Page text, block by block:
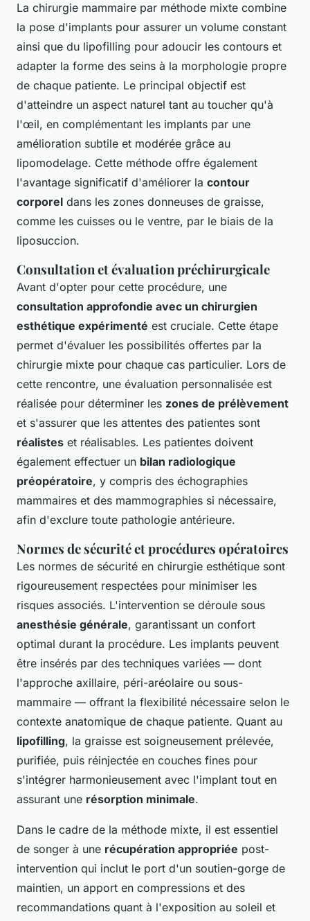
La chirurgie mammaire par méthode mixte combine
la pose d'implants pour assurer un volume constant
ainsi que du lipofilling pour adoucir les contours et
adapter la forme des seins à la morphologie propre
de chaque patiente. Le principal objectif est
d'atteindre un aspect naturel tant au toucher qu'à
l'œil, en complémentant les implants par une
amélioration subtile et modérée grâce au
lipomodelage. Cette méthode offre également
l'avantage significatif d'améliorer la contour
corporel dans les zones donneuses de graisse,
comme les cuisses ou le ventre, par le biais de la
liposuccion.
Consultation et évaluation préchirurgicale
Avant d'opter pour cette procédure, une
consultation approfondie avec un chirurgien
esthétique expérimenté est cruciale. Cette étape
permet d'évaluer les possibilités offertes par la
chirurgie mixte pour chaque cas particulier. Lors de
cette rencontre, une évaluation personnalisée est
réalisée pour déterminer les zones de prélèvement
et s'assurer que les attentes des patientes sont
réalistes et réalisables. Les patientes doivent
également effectuer un bilan radiologique
préopératoire, y compris des échographies
mammaires et des mammographies si nécessaire,
afin d'exclure toute pathologie antérieure.
Normes de sécurité et procédures opératoires
Les normes de sécurité en chirurgie esthétique sont
rigoureusement respectées pour minimiser les
risques associés. L'intervention se déroule sous
anesthésie générale, garantissant un confort
optimal durant la procédure. Les implants peuvent
être insérés par des techniques variées — dont
l'approche axillaire, péri-aréolaire ou sous-
mammaire — offrant la flexibilité nécessaire selon le
contexte anatomique de chaque patiente. Quant au
lipofilling, la graisse est soigneusement prélevée,
purifiée, puis réinjectée en couches fines pour
s'intégrer harmonieusement avec l'implant tout en
assurant une résorption minimale.
Dans le cadre de la méthode mixte, il est essentiel
de songer à une récupération appropriée post-
intervention qui inclut le port d'un soutien-gorge de
maintien, un apport en compressions et des
recommandations quant à l'exposition au soleil et